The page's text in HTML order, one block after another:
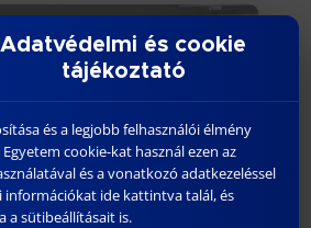
Adatvédelmi és cookie
tájékoztató
és a legjobb felhasználói élmény
cookie-kat használ ezen az
és a vonatkozó adatkezeléssel
ide kattintva talál, és
a sütibeállításait is.